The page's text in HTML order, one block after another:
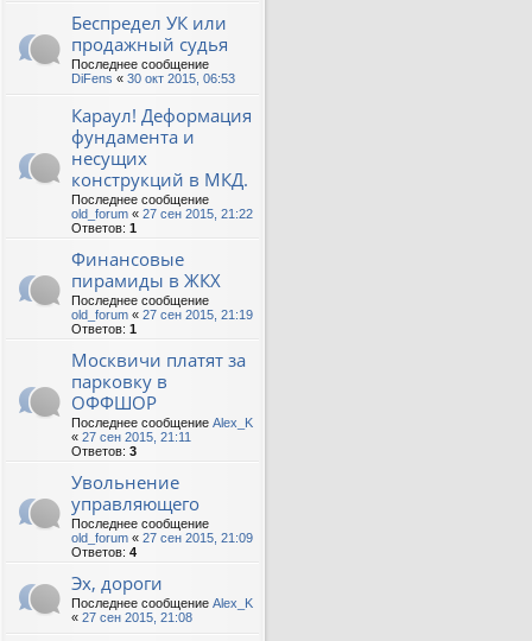
Беспредел УК или
продажный судья
Последнее сообщение
DiFens « 30 окт 2015, 06:53
Караул! Деформация
фундамента и
несущих
конструкций в МКД.
Последнее сообщение
old_forum « 27 сен 2015, 21:22
Ответов: 1
Финансовые
пирамиды в ЖКХ
Последнее сообщение
old_forum « 27 сен 2015, 21:19
Ответов: 1
Москвичи платят за
парковку в
ОФФШОР
Последнее сообщение Alex_K
« 27 сен 2015, 21:11
Ответов: 3
Увольнение
управляющего
Последнее сообщение
old_forum « 27 сен 2015, 21:09
Ответов: 4
Эх, дороги
Последнее сообщение Alex_K
« 27 сен 2015, 21:08